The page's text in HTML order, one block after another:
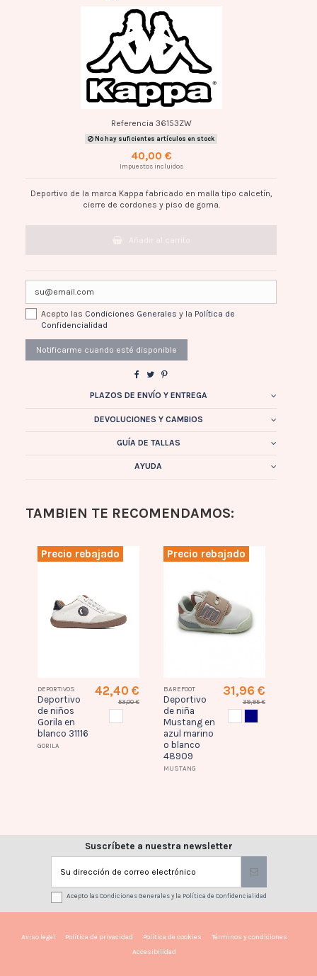
Referencia 36153ZW
No hay suficientes artículos en stock
40,00 €
Impuestos incluidos
Deportivo de la marca Kappa fabricado en malla tipo calcetín,
cierre de cordones y piso de goma.
Acepto las Condiciones Generales y la Política de
Confidencialidad
PLAZOS DE ENVÍO Y ENTREGA
DEVOLUCIONES Y CAMBIOS
GUÍA DE TALLAS
AYUDA
TAMBIEN TE RECOMENDAMOS:
Precio rebajado
DEPORTIVOS
Deportivo
de niños
Gorila en
blanco 31116
GORILA
42,40 €
53,00 €
Precio rebajado
BAREFOOT
Deportivo
de niña
Mustang en
azul marino
o blanco
48909
MUSTANG
31,96 €
39,95 €
Suscríbete a nuestra newsletter
Acepto lasCondiciones Generalesy la Política de Confidencialidad
Aviso legal Política de privacidad Política de cookies
Términos y condiciones
Accesibilidad